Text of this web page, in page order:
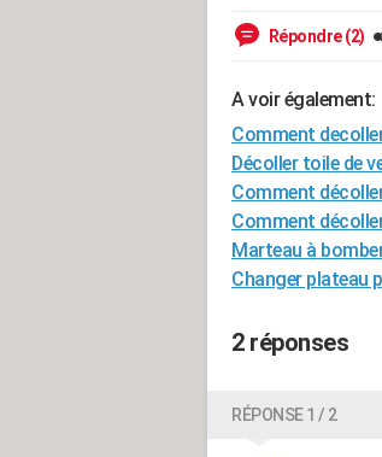
Répondre (2)
A voir également:
Comment
Décoller toile de
Comment
Comment
Marteau à
Changer plateau
2 réponses
RÉPONSE 1 / 2